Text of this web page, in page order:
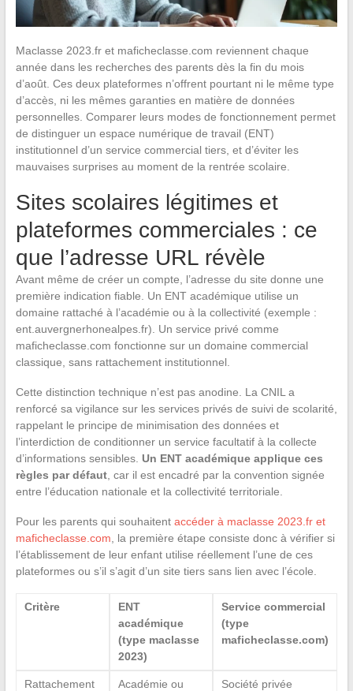
Maclasse 2023.fr et maficheclasse.com reviennent chaque
année dans les recherches des parents dès la fin du mois
d’août. Ces deux plateformes n’offrent pourtant ni le même type
d’accès, ni les mêmes garanties en matière de données
personnelles. Comparer leurs modes de fonctionnement permet
de distinguer un espace numérique de travail (ENT)
institutionnel d’un service commercial tiers, et d’éviter les
mauvaises surprises au moment de la rentrée scolaire.
Sites scolaires légitimes et
plateformes commerciales : ce
que l’adresse URL révèle
Avant même de créer un compte, l’adresse du site donne une
première indication fiable. Un ENT académique utilise un
domaine rattaché à l’académie ou à la collectivité (exemple :
ent.auvergnerhonealpes.fr). Un service privé comme
maficheclasse.com fonctionne sur un domaine commercial
classique, sans rattachement institutionnel.
Cette distinction technique n’est pas anodine. La CNIL a
renforcé sa vigilance sur les services privés de suivi de scolarité,
rappelant le principe de minimisation des données et
l’interdiction de conditionner un service facultatif à la collecte
d’informations sensibles. Un ENT académique applique ces
règles par défaut, car il est encadré par la convention signée
entre l’éducation nationale et la collectivité territoriale.
Pour les parents qui souhaitent accéder à maclasse 2023.fr et
maficheclasse.com , la première étape consiste donc à vérifier si
l’établissement de leur enfant utilise réellement l’une de ces
plateformes ou s’il s’agit d’un site tiers sans lien avec l’école.
Critère
ENT
académique
(type maclasse
2023)
Service commercial
(type
maficheclasse.com)
Rattachement
Académie ou
Société privée